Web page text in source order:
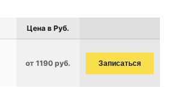
Цена в Руб.
от 1190 руб. Записаться